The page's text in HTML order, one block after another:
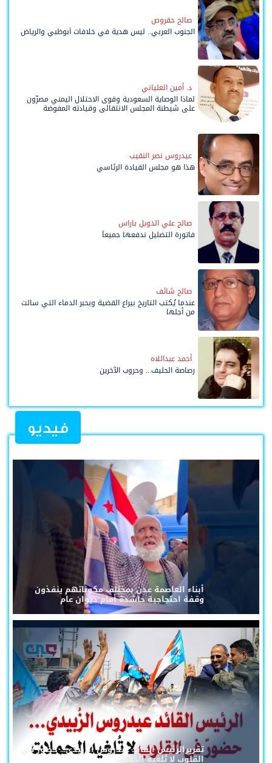
صالح حقروص
الجنوب العربي.. ليس هدية في خلافات أبوظبي والرياض
د. أمين العلياني
لماذا الوصاية السعودية وقوى الاحتلال اليمني مصرّون
على شيطنة المجلس الانتقالي وقيادته المفوضة
عيدروس نصر النقيب
هذا هو مجلس القيادة الرئاسي
صالح علي الدويل باراس
فاتورة التضليل ندفعها جميعاً
صالح شائف
عندما يُكتب التاريخ بيراع القضية وبحبر الدماء التي سالت
من أجلها
أحمد عبداللاه
رصاصة الحليف... وحروب الآخرين
فيديو
أبناء العاصمة عدن بمختلف مكوناتهم ينفذون
وقفة احتجاجية حاشدة أمام ديوان عام
تقريرالرئيس القائد عيدروس الزُبيدي... حضورٌ في
القلوب لا تُلغيه الحملات